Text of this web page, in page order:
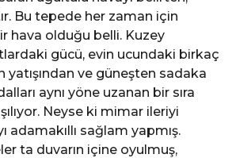
Bu tepede her zaman için
hava olduğu belli. Kuzey
gücü, evin ucundaki birkaç
yatışından ve güneşten sadaka
aynı yöne uzanan bir sıra
Neyse ki mimar ileriyi
adamakıllı sağlam yapmış.
ta duvarın içine oyulmuş,